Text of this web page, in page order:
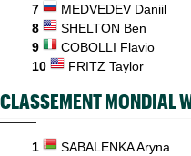
7
MEDVEDEV Daniil
8
SHELTON Ben
9
COBOLLI Flavio
10
FRITZ Taylor
CLASSEMENT MONDIAL
1 SABALENKA Aryna